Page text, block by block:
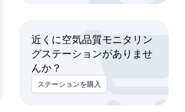
近くに空気品質モニタリン
グステーションがありませ
んか？
ステーションを購入